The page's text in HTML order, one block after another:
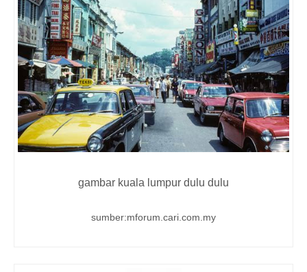
gambar kuala lumpur dulu dulu
sumber:mforum.cari.com.my